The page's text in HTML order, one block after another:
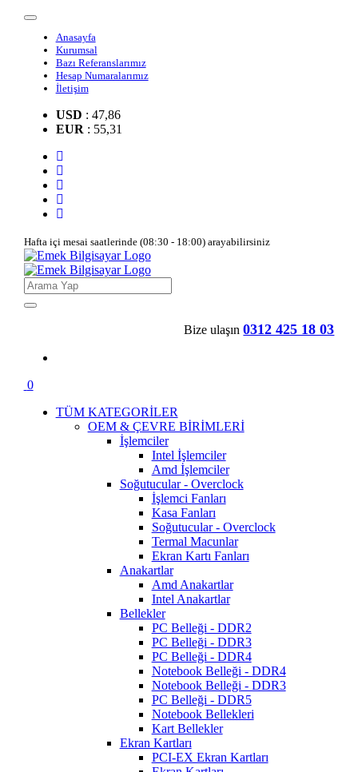
Anasayfa
Kurumsal
Bazı Referanslarımız
Hesap Numaralarımız
İletişim
USD : 47,86
EUR : 55,31
Hafta içi mesai saatlerinde (08:30 - 18:00) arayabilirsiniz
Bize ulaşın 0312 425 18 03
0
TÜM KATEGORİLER
OEM & ÇEVRE BİRİMLERİ
İşlemciler
Intel İşlemciler
Amd İşlemciler
Soğutucular - Overclock
İşlemci Fanları
Kasa Fanları
Soğutucular - Overclock
Termal Macunlar
Ekran Kartı Fanları
Anakartlar
Amd Anakartlar
Intel Anakartlar
Bellekler
PC Belleği - DDR2
PC Belleği - DDR3
PC Belleği - DDR4
Notebook Belleği - DDR4
Notebook Belleği - DDR3
PC Belleği - DDR5
Notebook Bellekleri
Kart Bellekler
Ekran Kartları
PCI-EX Ekran Kartları